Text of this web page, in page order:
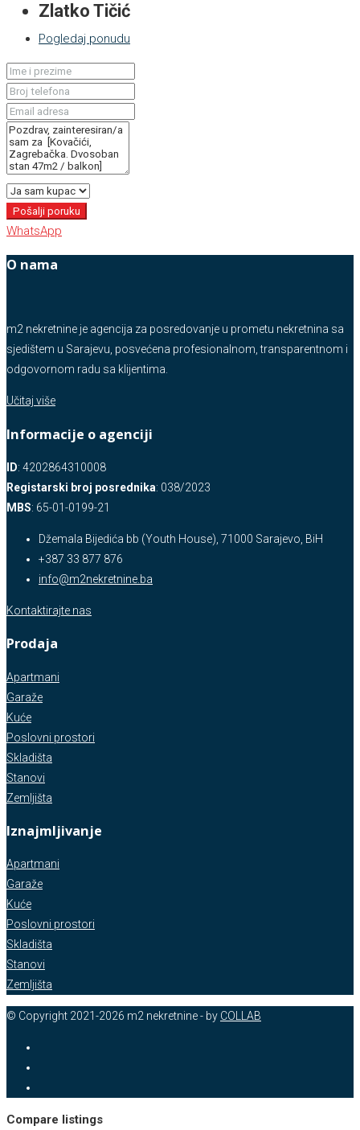
Zlatko Tičić
Pogledaj ponudu
Pošalji poruku
WhatsApp
O nama
m2 nekretnine je agencija za posredovanje u prometu nekretnina sa
sjedištem u Sarajevu, posvećena profesionalnom, transparentnom i
odgovornom radu sa klijentima.
Učitaj više
Informacije o agenciji
ID: 4202864310008
Registarski broj posrednika: 038/2023
MBS: 65-01-0199-21
Džemala Bijedića bb (Youth House), 71000 Sarajevo, BiH
+387 33 877 876
info@m2nekretnine.ba
Kontaktirajte nas
Prodaja
Apartmani
Garaže
Kuće
Poslovni prostori
Skladišta
Stanovi
Zemljišta
Iznajmljivanje
Apartmani
Garaže
Kuće
Poslovni prostori
Skladišta
Stanovi
Zemljišta
© Copyright 2021-2026 m2 nekretnine - by COLLAB
Compare listings